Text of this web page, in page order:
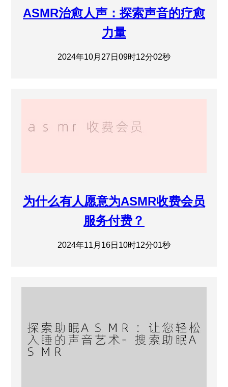
ASMR治愈人声：探索声音的疗愈
力量
2024年10月27日09时12分02秒
为什么有人愿意为ASMR收费会员
服务付费？
2024年11月16日10时12分01秒